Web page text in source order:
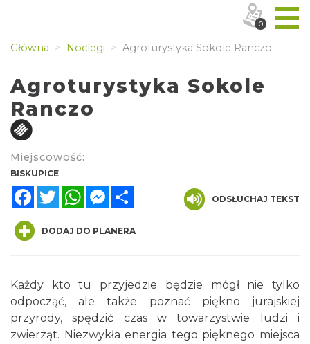
Główna Noclegi Agroturystyka Sokole Ranczo
Agroturystyka Sokole
Ranczo
Miejscowość:
BISKUPICE
FacebookTwitterWhatsAppMessenger
ODSŁUCHAJ TEKST
DODAJ DO PLANERA
Każdy kto tu przyjedzie będzie mógł nie tylko
odpocząć, ale także poznać piękno jurajskiej
przyrody, spędzić czas w towarzystwie ludzi i
zwierząt. Niezwykła energia tego pięknego miejsca
0